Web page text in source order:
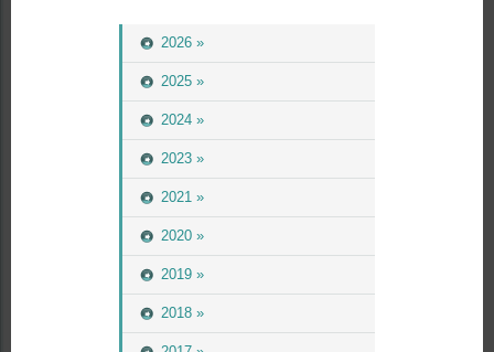
2026 »
2025 »
2024 »
2023 »
2021 »
2020 »
2019 »
2018 »